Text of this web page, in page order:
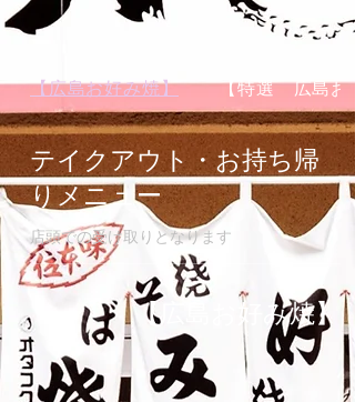
テイクアウト・お持ち帰
りメニュー
店頭での受け取りとなります
【広島お好み焼】
【広島お好み焼】 【特選 広島お